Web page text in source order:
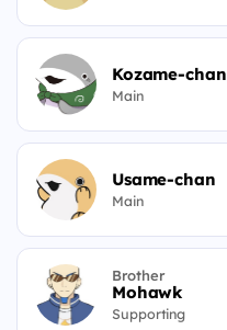
Kozame-chan
Main
Usame-chan
Main
Brother
Mohawk
Supporting